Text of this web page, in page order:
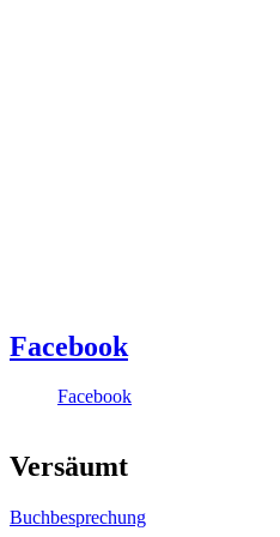
Facebook
Facebook
Versäumt
Buchbesprechung